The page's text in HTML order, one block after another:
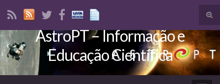
Search for:
AstroPT – Informação e
Educação Científica